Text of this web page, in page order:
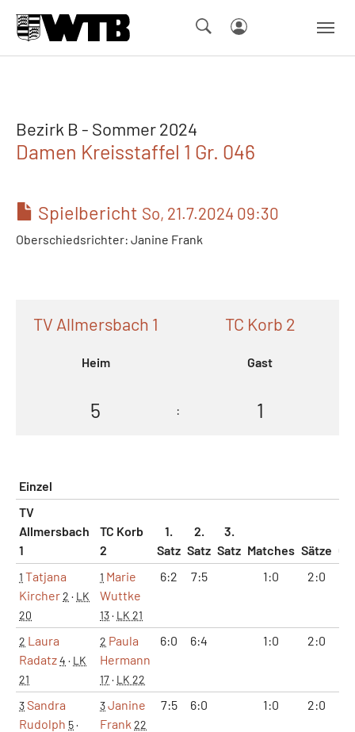
Bezirk B - Sommer 2024
Damen Kreisstaffel 1 Gr. 046
Spielbericht So, 21.7.2024 09:30
Oberschiedsrichter: Janine Frank
TV Allmersbach 1
Heim
TC Korb 2
Gast
5 : 1
Einzel
TV
Allmersbach
1
TC Korb
2
1.
Satz
2.
Satz
3.
Satz Matches Sätze
1 Tatjana
Kircher2 · LK
20
1 Marie
Wuttke
13· LK 21
6:2 7:5 1:0 2:0
2 Laura
Radatz4 · LK
21
2 Paula
Hermann
17· LK 22
6:0 6:4 1:0 2:0
3Sandra
Rudolph 5·
3Janine
Frank 22
7:5 6:0 1:0 2:0